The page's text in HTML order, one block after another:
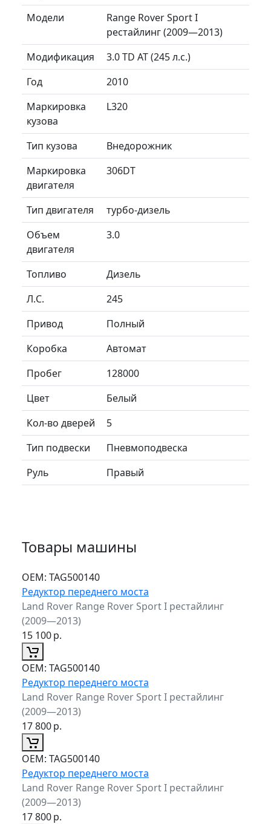
Модели
Range Rover Sport I
рестайлинг (2009—2013)
Модификация
3.0 TD AT (245 л.с.)
Год
2010
Маркировка
кузова
L320
Тип кузова
Внедорожник
Маркировка
двигателя
306DT
Тип двигателя
турбо-дизель
Объем
двигателя
3.0
Топливо
Дизель
Л.C.
245
Привод
Полный
Коробка
Автомат
Пробег
128000
Цвет
Белый
Кол-во дверей
5
Тип подвески
Пневмоподвеска
Руль
Правый
Товары машины
ОЕМ: TAG500140
Редуктор переднего моста
Land Rover Range Rover Sport I рестайлинг
(2009—2013)
15 100р.
ОЕМ: TAG500140
Редуктор переднего моста
Land Rover Range Rover Sport I рестайлинг
(2009—2013)
17 800р.
ОЕМ: TAG500140
Редуктор переднего моста
Land Rover Range Rover Sport I рестайлинг
(2009—2013)
17 800р.